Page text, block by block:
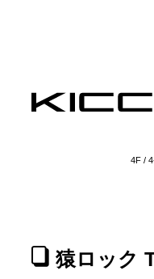
4F /
猿ロック